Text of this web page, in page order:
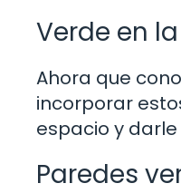
Verde en
Ahora que
incorporar
espacio y
Paredes